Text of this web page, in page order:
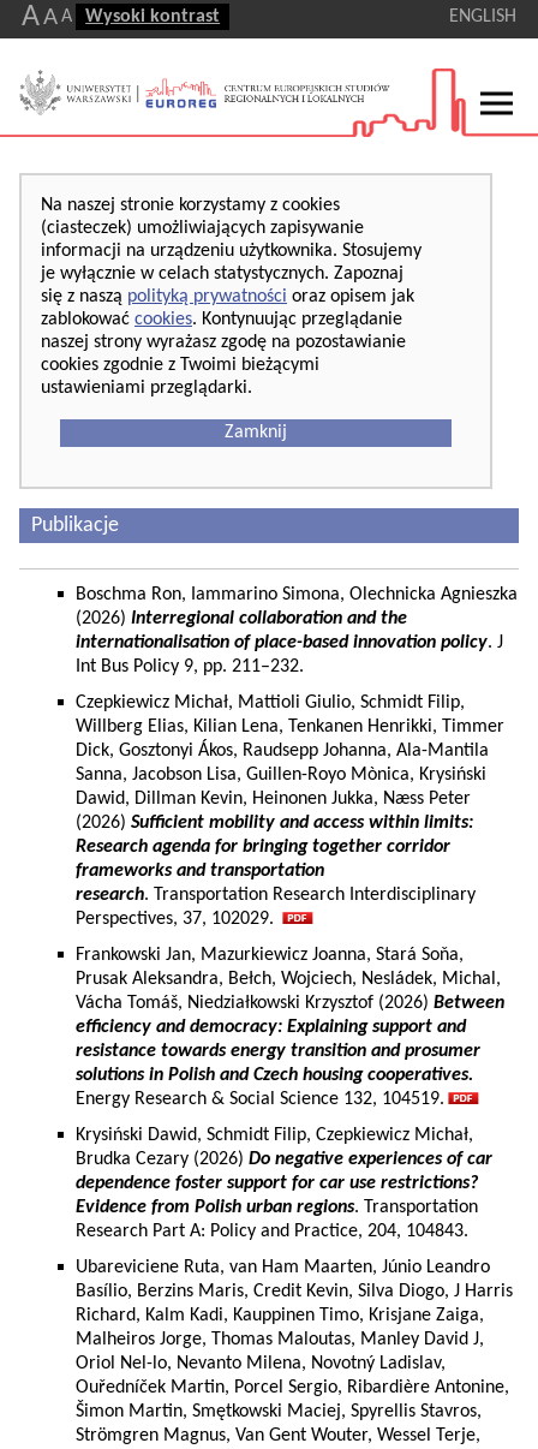
AA A Wysoki kontrast ENGLISH
Na naszej stronie korzystamy z cookies
(ciasteczek) umożliwiających zapisywanie
informacji na urządzeniu użytkownika. Stosujemy
je wyłącznie w celach statystycznych. Zapoznaj
się z naszą polityką prywatności oraz opisem jak
zablokować cookies. Kontynuując przeglądanie
naszej strony wyrażasz zgodę na pozostawianie
cookies zgodnie z Twoimi bieżącymi
ustawieniami przeglądarki.
Zamknij
Publikacje
Boschma Ron, Iammarino Simona, Olechnicka Agnieszka
(2026) Interregional collaboration and the
internationalisation of place-based innovation policy. J
Int Bus Policy 9, pp. 211–232.
Czepkiewicz Michał, Mattioli Giulio, Schmidt Filip,
Willberg Elias, Kilian Lena, Tenkanen Henrikki, Timmer
Dick, Gosztonyi Ákos, Raudsepp Johanna, Ala-Mantila
Sanna, Jacobson Lisa, Guillen-Royo Mònica, Krysiński
Dawid, Dillman Kevin, Heinonen Jukka, Næss Peter
(2026) Sufficient mobility and access within limits:
Research agenda for bringing together corridor
frameworks and transportation
research. Transportation Research Interdisciplinary
Perspectives, 37, 102029.
Frankowski Jan, Mazurkiewicz Joanna, Stará Soňa,
Prusak Aleksandra, Bełch, Wojciech, Nesládek, Michal,
Vácha Tomáš, Niedziałkowski Krzysztof (2026) Between
efficiency and democracy: Explaining support and
resistance towards energy transition and prosumer
solutions in Polish and Czech housing cooperatives.
Energy Research & Social Science 132, 104519.
Krysiński Dawid, Schmidt Filip, Czepkiewicz Michał,
Brudka Cezary (2026) Do negative experiences of car
dependence foster support for car use restrictions?
Evidence from Polish urban regions. Transportation
Research Part A: Policy and Practice, 204, 104843.
Ubareviciene Ruta, van Ham Maarten, Júnio Leandro
Basílio, Berzins Maris, Credit Kevin, Silva Diogo, J Harris
Richard, Kalm Kadi, Kauppinen Timo, Krisjane Zaiga,
Malheiros Jorge, Thomas Maloutas, Manley David J,
Oriol Nel-lo, Nevanto Milena, Novotný Ladislav,
Ouředníček Martin, Porcel Sergio, Ribardière Antonine,
Šimon Martin, Smętkowski Maciej, Spyrellis Stavros,
Strömgren Magnus, Van Gent Wouter, Wessel Terje,